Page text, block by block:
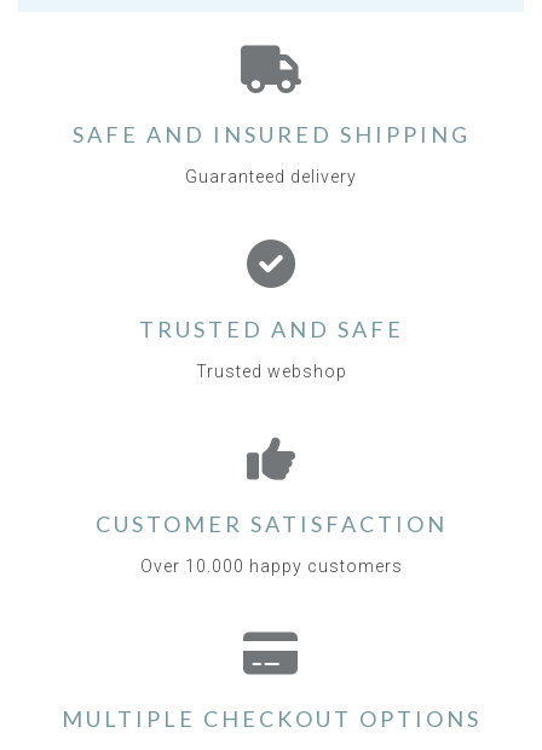
SAFE AND INSURED SHIPPING
Guaranteed delivery
TRUSTED AND SAFE
Trusted webshop
CUSTOMER SATISFACTION
Over 10.000 happy customers
MULTIPLE CHECKOUT OPTIONS